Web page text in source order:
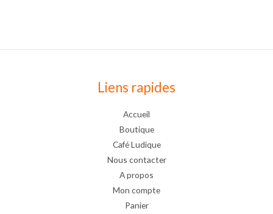
Liens rapides
Accueil
Boutique
Café Ludique
Nous contacter
A propos
Mon compte
Panier